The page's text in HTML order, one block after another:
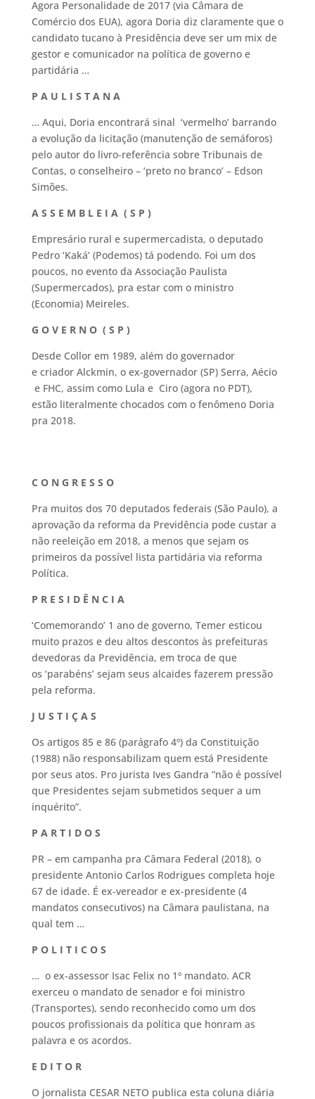
Agora Personalidade de 2017 (via Câmara de
Comércio dos EUA), agora Doria diz claramente que o
candidato tucano à Presidência deve ser um mix de
gestor e comunicador na política de governo e
partidária …
P A U L I S T A N A
… Aqui, Doria encontrará sinal ‘vermelho’ barrando
a evolução da licitação (manutenção de semáforos)
pelo autor do livro-referência sobre Tribunais de
Contas, o conselheiro – ‘preto no branco’ – Edson
Simões.
A S S E M B L E I A ( S P )
Empresário rural e supermercadista, o deputado
Pedro ‘Kaká’ (Podemos) tá podendo. Foi um dos
poucos, no evento da Associação Paulista
(Supermercados), pra estar com o ministro
(Economia) Meireles.
G O V E R N O ( S P )
Desde Collor em 1989, além do governador
e criador Alckmin, o ex-governador (SP) Serra, Aécio
e FHC, assim como Lula e Ciro (agora no PDT),
estão literalmente chocados com o fenômeno Doria
pra 2018.
C O N G R E S S O
Pra muitos dos 70 deputados federais (São Paulo), a
aprovação da reforma da Previdência pode custar a
não reeleição em 2018, a menos que sejam os
primeiros da possível lista partidária via reforma
Política.
P R E S I D Ê N C I A
‘Comemorando’ 1 ano de governo, Temer esticou
muito prazos e deu altos descontos às prefeituras
devedoras da Previdência, em troca de que
os ‘parabéns’ sejam seus alcaides fazerem pressão
pela reforma.
J U S T I Ç A S
Os artigos 85 e 86 (parágrafo 4º) da Constituição
(1988) não responsabilizam quem está Presidente
por seus atos. Pro jurista Ives Gandra “não é possível
que Presidentes sejam submetidos sequer a um
inquérito”.
P A R T I D O S
PR – em campanha pra Câmara Federal (2018), o
presidente Antonio Carlos Rodrigues completa hoje
67 de idade. É ex-vereador e ex-presidente (4
mandatos consecutivos) na Câmara paulistana, na
qual tem …
P O L I T I C O S
… o ex-assessor Isac Felix no 1º mandato. ACR
exerceu o mandato de senador e foi ministro
(Transportes), sendo reconhecido como um dos
poucos profissionais da política que honram as
palavra e os acordos.
E D I T O R
O jornalista CESAR NETO publica esta coluna diária